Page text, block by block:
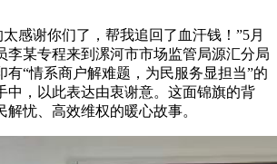
感谢你们了，帮我追回了血汗钱！”5月
李某专程来到漯河市市场监管局源汇分局
有“情系商户解难题，为民服务显担当”的
中，以此表达由衷谢意。这面锦旗的背
解忧、高效维权的暖心故事。